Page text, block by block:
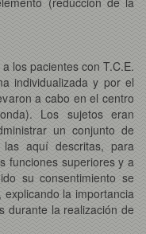
los pacientes con T.C.E.
individualizada y por el
a cabo en el centro
Los sujetos eran
un conjunto de
aquí descritas, para
funciones superiores y a
su consentimiento se
la importancia
durante la realización de